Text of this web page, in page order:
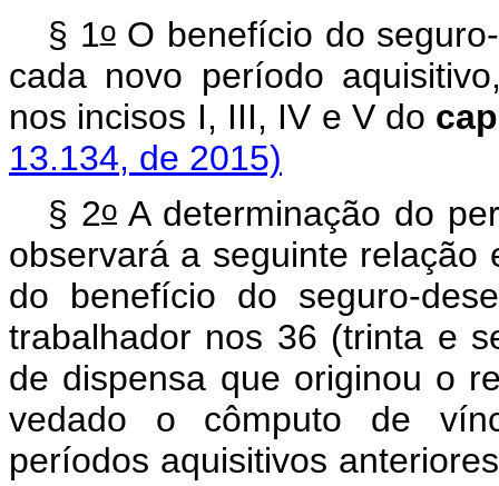
§ 1oO benefício do
cada novo período
nos incisos I, III, IV e V do
13.134, de 2015)
§ 2o A determinação do
observará a seguinte
do benefício do seguro-
trabalhador nos 36 (trinta e
de dispensa que originou o
vedado o cômputo de
períodos aquisitivos